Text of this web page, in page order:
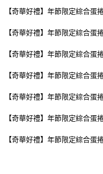
【奇華好禮】年節限定綜合蛋
【奇華好禮】年節限定綜合蛋
【奇華好禮】年節限定綜合蛋
【奇華好禮】年節限定綜合蛋
【奇華好禮】年節限定綜合蛋
【奇華好禮】年節限定綜合蛋
【奇華好禮】年節限定綜合蛋